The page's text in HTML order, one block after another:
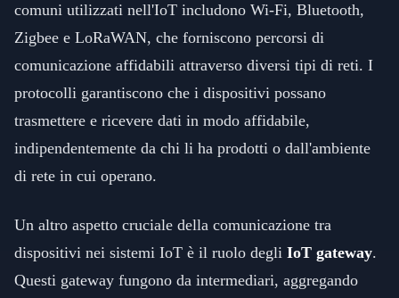
comuni utilizzati nell'IoT includono Wi-Fi, Bluetooth,
Zigbee e LoRaWAN, che forniscono percorsi di
comunicazione affidabili attraverso diversi tipi di reti. I
protocolli garantiscono che i dispositivi possano
trasmettere e ricevere dati in modo affidabile,
indipendentemente da chi li ha prodotti o dall'ambiente
di rete in cui operano.
Un altro aspetto cruciale della comunicazione tra
dispositivi nei sistemi IoT è il ruolo degli IoT gateway.
Questi gateway fungono da intermediari, aggregando